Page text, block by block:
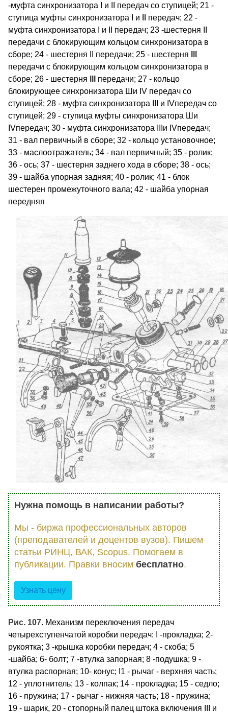
-муфта синхронизатора I и II передач со ступицей; 21 -
ступица муфты синхронизатора I и
передач; 22 -
муфта синхронизатора I и II передач; 23 -шестерня II
передачи с блокирующим кольцом синхронизатора в
сборе; 24 - шестерня II передачи; 25 - шестерня
передачи с блокирующим кольцом синхронизатора в
сборе; 26 - шестерня
передачи; 27 - кольцо
блокирующее синхронизатора Ши IV передач со
ступицей; 28 - муфта синхронизатора III и IVпередач со
ступицей; 29 - ступица муфты синхронизатора Ши
IVпередач; 30 - муфта синхронизатора IIIи IVпередач;
31 - вал первичный в сборе; 32 - кольцо установочное;
33 - маслоотражатель; 34 - вал первичный; 35 - ролик;
36 - ось; 37 - шестерня заднего хода в сборе; 38 - ось;
39 - шайба упорная задняя; 40 - ролик; 41 - блок
шестерен промежуточного вала; 42 - шайба упорная
передняя
Нужна помощь в написании работы?
Мы - биржа профессиональных авторов
(преподавателей и доцентов вузов). Пишем
статьи РИНЦ, ВАК, Scopus. Помогаем в
публикации. Правки вносим бесплатно.
Узнать цену
Рис. 107. Механизм переключения передач
четырехступенчатой коробки передач: I -прокладка; 2-
рукоятка; 3 -крышка коробки передач; 4 - скоба; 5
-шайба; 6- болт; 7 -втулка запорная; 8 -подушка; 9 -
втулка распорная; 10- конус; I1 - рычаг - верхняя часть;
12 - уплотнитель; 13 - колпак; 14 - прокладка; 15 - седло;
16 - пружина; 17 - рычаг - нижняя часть; 18 - пружина;
19 - шарик, 20 - стопорный палец штока включения III и